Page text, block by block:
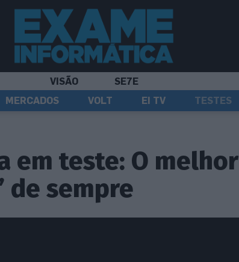
VISÃO
SE7E
MERCADOS VOLT EI TV TESTES
em teste: O melhor
de sempre